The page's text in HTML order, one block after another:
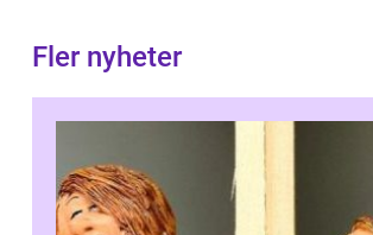
Fler nyheter